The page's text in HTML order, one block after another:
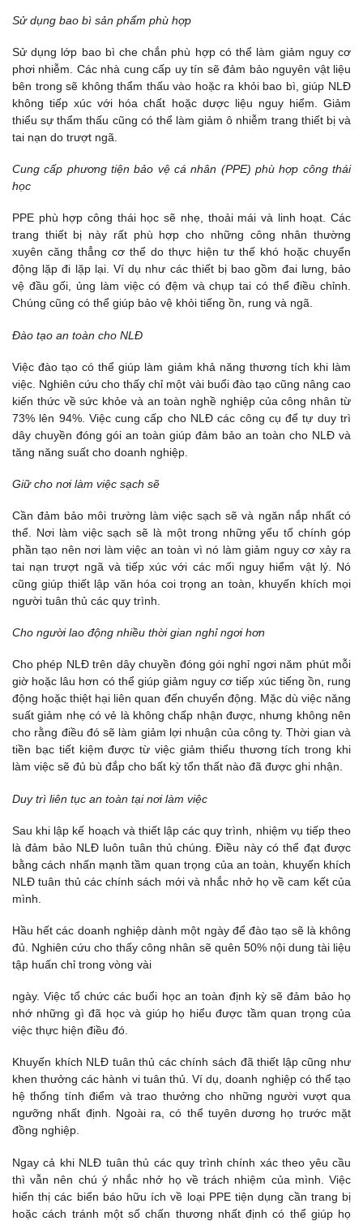
Sử dụng bao bì sản phẩm phù hợp
Sử dụng lớp bao bì che chắn phù hợp có thể làm giảm nguy cơ
phơi nhiễm. Các nhà cung cấp uy tín sẽ đảm bảo nguyên vật liệu
bên trong sẽ không thẩm thấu vào hoặc ra khỏi bao bì, giúp NLĐ
không tiếp xúc với hóa chất hoặc dược liệu nguy hiểm. Giảm
thiểu sự thẩm thấu cũng có thể làm giảm ô nhiễm trang thiết bị và
tai nạn do trượt ngã.
Cung cấp phương tiện bảo vệ cá nhân (PPE) phù hợp công thái
học
PPE phù hợp công thái học sẽ nhẹ, thoải mái và linh hoạt. Các
trang thiết bị này rất phù hợp cho những công nhân thường
xuyên căng thẳng cơ thể do thực hiện tư thế khó hoặc chuyển
động lặp đi lặp lại. Ví dụ như các thiết bị bao gồm đai lưng, bảo
vệ đầu gối, ủng làm việc có đệm và chụp tai có thể điều chỉnh.
Chúng cũng có thể giúp bảo vệ khỏi tiếng ồn, rung và ngã.
Đào tạo an toàn cho NLĐ
Việc đào tạo có thể giúp làm giảm khả năng thương tích khi làm
việc. Nghiên cứu cho thấy chỉ một vài buổi đào tạo cũng nâng cao
kiến thức về sức khỏe và an toàn nghề nghiệp của công nhân từ
73% lên 94%. Việc cung cấp cho NLĐ các công cụ để tự duy trì
dây chuyền đóng gói an toàn giúp đảm bảo an toàn cho NLĐ và
tăng năng suất cho doanh nghiệp.
Giữ cho nơi làm việc sạch sẽ
Cần đảm bảo môi trường làm việc sạch sẽ và ngăn nắp nhất có
thể. Nơi làm việc sạch sẽ là một trong những yếu tố chính góp
phần tạo nên nơi làm việc an toàn vì nó làm giảm nguy cơ xảy ra
tai nạn trượt ngã và tiếp xúc với các mối nguy hiểm vật lý. Nó
cũng giúp thiết lập văn hóa coi trọng an toàn, khuyến khích mọi
người tuân thủ các quy trình.
Cho người lao động nhiều thời gian nghỉ ngơi hơn
Cho phép NLĐ trên dây chuyền đóng gói nghỉ ngơi năm phút mỗi
giờ hoặc lâu hơn có thể giúp giảm nguy cơ tiếp xúc tiếng ồn, rung
động hoặc thiệt hại liên quan đến chuyển động. Mặc dù việc năng
suất giảm nhẹ có vẻ là không chấp nhận được, nhưng không nên
cho rằng điều đó sẽ làm giảm lợi nhuận của công ty. Thời gian và
tiền bạc tiết kiệm được từ việc giảm thiểu thương tích trong khi
làm việc sẽ đủ bù đắp cho bất kỳ tổn thất nào đã được ghi nhận.
Duy trì liên tục an toàn tại nơi làm việc
Sau khi lập kế hoạch và thiết lập các quy trình, nhiệm vụ tiếp theo
là đảm bảo NLĐ luôn tuân thủ chúng. Điều này có thể đạt được
bằng cách nhấn mạnh tầm quan trọng của an toàn, khuyến khích
NLĐ tuân thủ các chính sách mới và nhắc nhở họ về cam kết của
mình.
Hầu hết các doanh nghiệp dành một ngày để đào tạo sẽ là không
đủ. Nghiên cứu cho thấy công nhân sẽ quên 50% nội dung tài liệu
tập huấn chỉ trong vòng vài
ngày. Việc tổ chức các buổi học an toàn định kỳ sẽ đảm bảo họ
nhớ những gì đã học và giúp họ hiểu được tầm quan trọng của
việc thực hiện điều đó.
Khuyến khích NLĐ tuân thủ các chính sách đã thiết lập cũng như
khen thưởng các hành vi tuân thủ. Ví dụ, doanh nghiệp có thể tạo
hệ thống tính điểm và trao thưởng cho những người vượt qua
ngưỡng nhất định. Ngoài ra, có thể tuyên dương họ trước mặt
đồng nghiệp.
Ngay cả khi NLĐ tuân thủ các quy trình chính xác theo yêu cầu
thì vẫn nên chú ý nhắc nhở họ về trách nhiệm của mình. Việc
hiển thị các biển báo hữu ích về loại PPE tiện dụng cần trang bị
hoặc cách tránh một số chấn thương nhất định có thể giúp họ